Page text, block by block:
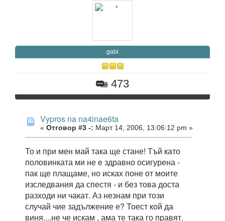
gabi
473
Vypros na na4inae6ta
« Отговор #3 -: Март 14, 2006, 13:06:12 pm »
То и при мен май така ще стане! Тъй като
половинката ми не е здравно осигурена -
пак ще плащаме, но исках поне от моите
изследвания да спестя - и без това доста
разходи ни чакат. Аз незнам при този
случай чие задължение е? Тоест кой да
виня....не че искам , ама те така го правят.